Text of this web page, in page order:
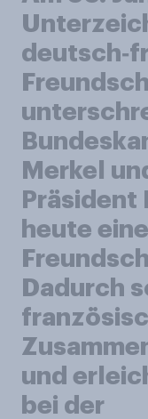
Merkel
Präsident
heute
Dadurch
und
bei der